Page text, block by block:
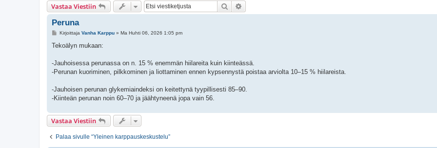
Vastaa Viestiin Etsi
Peruna
V
e
i
Kirjoittaja Vanha Karppu» Ma Huhti 06, 2026 1:05 pm
Tekoälyn mukaan:
-Jauhoisessa perunassa on n. 15 % enemmän hiilareita kuin kiinteässä.
-Perunan kuoriminen, pilkkominen ja liottaminen ennen kypsennystä poistaa arviolta 10–15 % hiilareista.
-Jauhoisen perunan glykemiaindeksi on keitettynä tyypillisesti 85–90.
-Kiinteän perunan noin 60–70 ja jäähtyneenä jopa vain 56.
Vastaa Viestiin
Palaa sivulle “Yleinen karppauskeskustelu”